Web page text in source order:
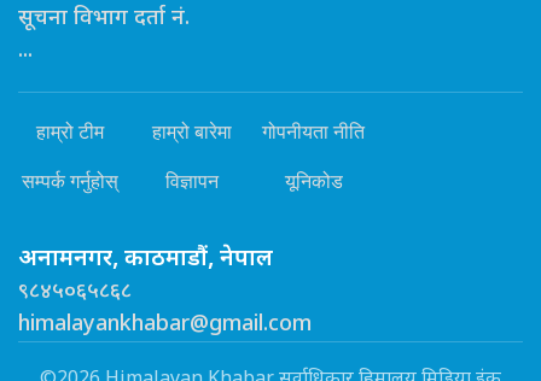
सूचना विभाग दर्ता नं.
...
हाम्रो टीम हाम्रो बारेमा गोपनीयता नीति
सम्पर्क गर्नुहोस् विज्ञापन यूनिकोड
अनामनगर, काठमाडौं, नेपाल
९८४५०६५८६८
himalayankhabar@gmail.com